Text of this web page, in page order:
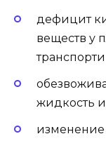
дефицит
веществ у
жидкость
изменение